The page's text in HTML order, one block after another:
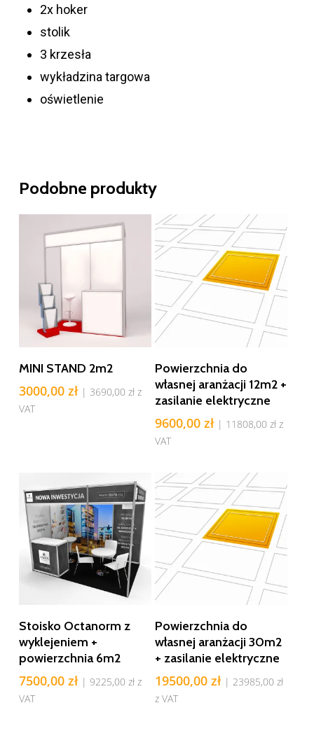
2x hoker
stolik
3 krzesła
wykładzina targowa
oświetlenie
Podobne produkty
Dodaj Do Koszyka
MINI STAND 2m2
3000,00 zł | 3690,00 złz
VAT
Dodaj Do Koszyka
Powierzchnia do
własnej aranżacji 12m2 +
zasilanie elektryczne
9600,00zł | 11808,00 zł z
VAT
Dodaj Do Koszyka
Stoisko Octanorm z
wyklejeniem +
powierzchnia 6m2
7500,00 zł | 9225,00 złz
VAT
Dodaj Do Koszyka
Powierzchnia do
własnej aranżacji 30m2
+ zasilanie elektryczne
19500,00zł | 23985,00zł
z VAT